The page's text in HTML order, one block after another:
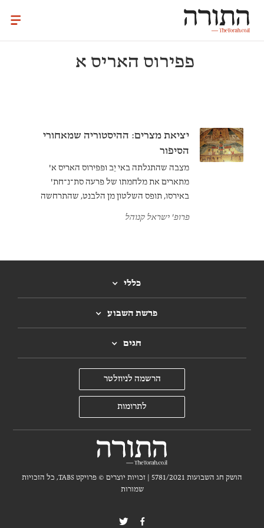
פפירוס האריס א
יציאת מצרים: ההיסטוריה שמאחורי
הסיפור
מצבה שהתגלתה באי יֵב ופפירוס האריס א'
מתארים את מלחמתו של פרעה סת־נ־חת'
באירסו, תופס השלטון מן הלבנט, שהתרחשה
בשנת 1186 לפני הספירה. קריאת התיאורים
האלה לצד סיפורו של מַנֶתּוֹן על המלחמה
פרופ' ישראל קנוהל
כללי
פרשת השבוע
חגים
הרשמה לניוזלטר
לתרומות
הושק חג השבועות 5781/2021 | זכויות יוצרים ©
פרויקט TABS, כל הזכויות
שמורות